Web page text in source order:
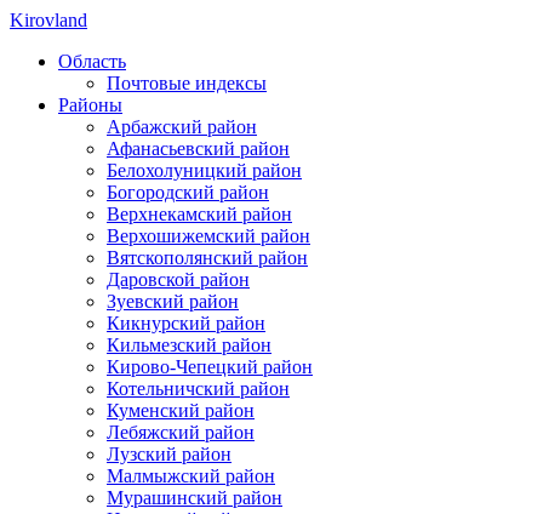
Kirovland
Область
Почтовые индексы
Районы
Арбажский район
Афанасьевский район
Белохолуницкий район
Богородский район
Верхнекамский район
Верхошижемский район
Вятскополянский район
Даровской район
Зуевский район
Кикнурский район
Кильмезский район
Кирово-Чепецкий район
Котельничский район
Куменский район
Лебяжский район
Лузский район
Малмыжский район
Мурашинский район